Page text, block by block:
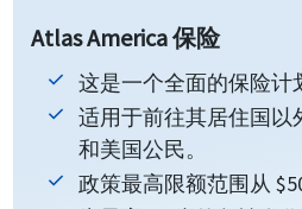
Atlas America 保险
这是一个全面的保险计
适用于前往其居住国以
和美国公民。
政策最高限额范围从